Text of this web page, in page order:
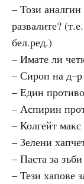
– Този
развалите?
бел.ред.)
– Имате ли
– Сироп на
– Един
– Аспирин
– Колгейт макс
– Зелени
– Паста за
– Тези хапове